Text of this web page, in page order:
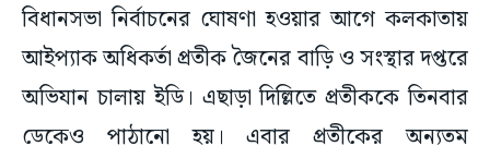
বিধানসভা নির্বাচনের ঘোষণা হওয়ার আগে কলকাতায়
আইপ্যাক অধিকর্তা প্রতীক জৈনের বাড়ি ও সংস্থার দপ্তরে
অভিযান চালায় ইডি। এছাড়া দিল্লিতে প্রতীককে তিনবার
ডেকেও পাঠানো হয়। এবার প্রতীকের অন্যতম